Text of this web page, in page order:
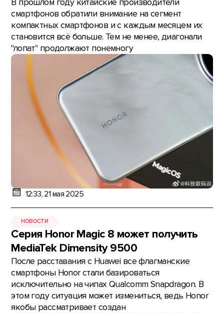
В прошлом году китайские производители
смартфонов обратили внимание на сегмент
компактных смартфонов и с каждым месяцем их
становится всё больше. Тем не менее, диагонали
"лопат" продолжают понемногу
12:33, 21 мая 2025
НОВОСТИ
Серия Honor Magic 8 может получить
MediaTek Dimensity 9500
После расставания с Huawei все флагманские
смартфоны Honor стали базироваться
исключительно на чипах Qualcomm Snapdragon. В
этом году ситуация может измениться, ведь Honor
якобы рассматривает создан